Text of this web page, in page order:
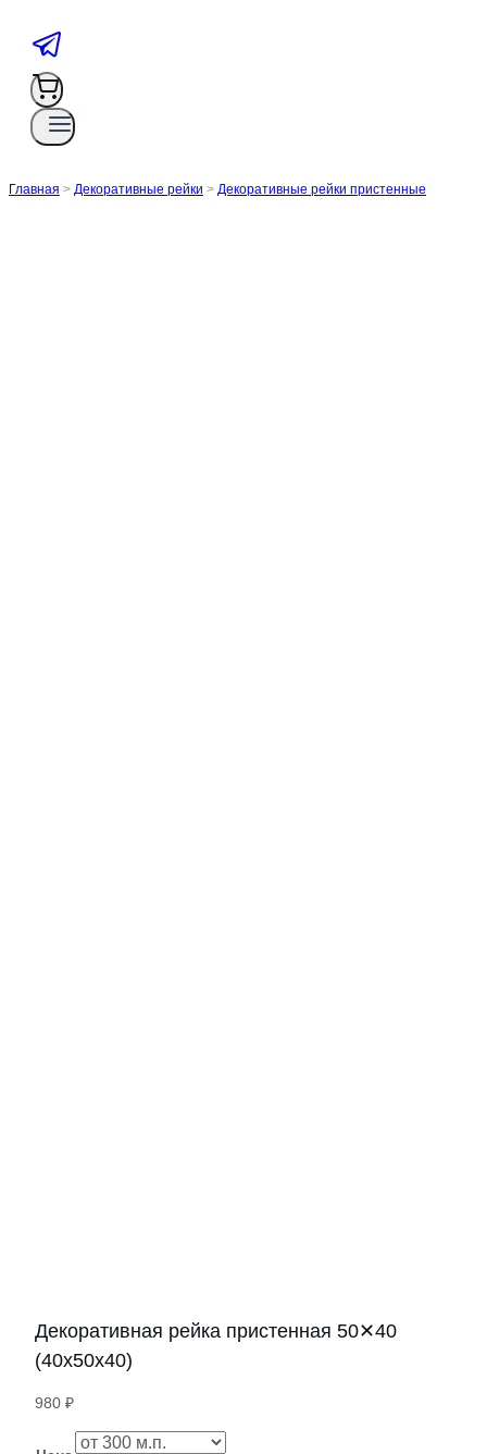
Главная > Декоративные рейки > Декоративные рейки пристенные
Декоративная рейка пристенная 50✕40
(40х50х40)
980 ₽